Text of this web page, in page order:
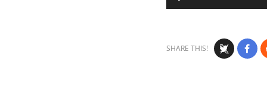
Player
SHARE THIS!